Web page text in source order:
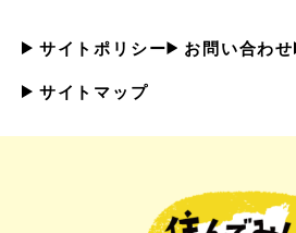
サイトポリシー お問い合わせ
サイトマップ